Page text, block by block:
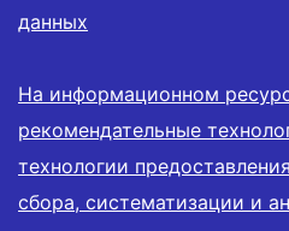
данных
На информационном
рекомендательные
технологии
сбора, систематизации и